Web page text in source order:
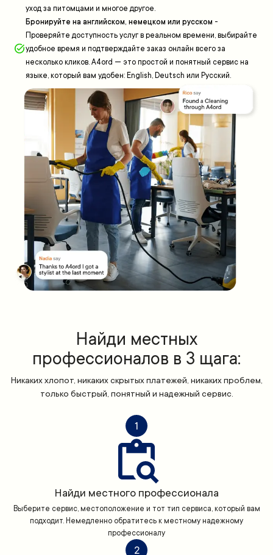
уход за питомцами и многое другое.
Бронируйте на английском, немецком или русском -
Проверяйте доступность услуг в реальном времени, выбирайте
удобное время и подтверждайте заказ онлайн всего за
несколько кликов. A4ord — это простой и понятный сервис на
языке, который вам удобен: English, Deutsch или Русский.
Найди местных
профессионалов в 3 щага:
Никаких хлопот, никаких скрытых платежей, никаких проблем,
только быстрый, понятный и надежный сервис.
1
Найди местного профессионала
Выберите сервис, местоположение и тот тип сервиса, который вам
подходит. Немедленно обратитесь к местному надежному
профессионалу
2